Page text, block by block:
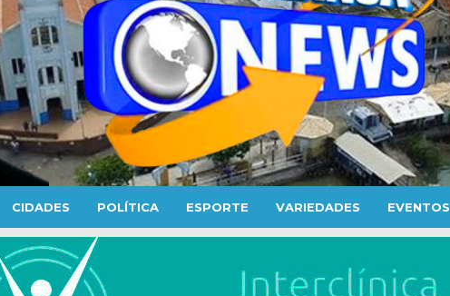
CIDADES POLÍTICA ESPORTE VARIEDADES EVENTOS